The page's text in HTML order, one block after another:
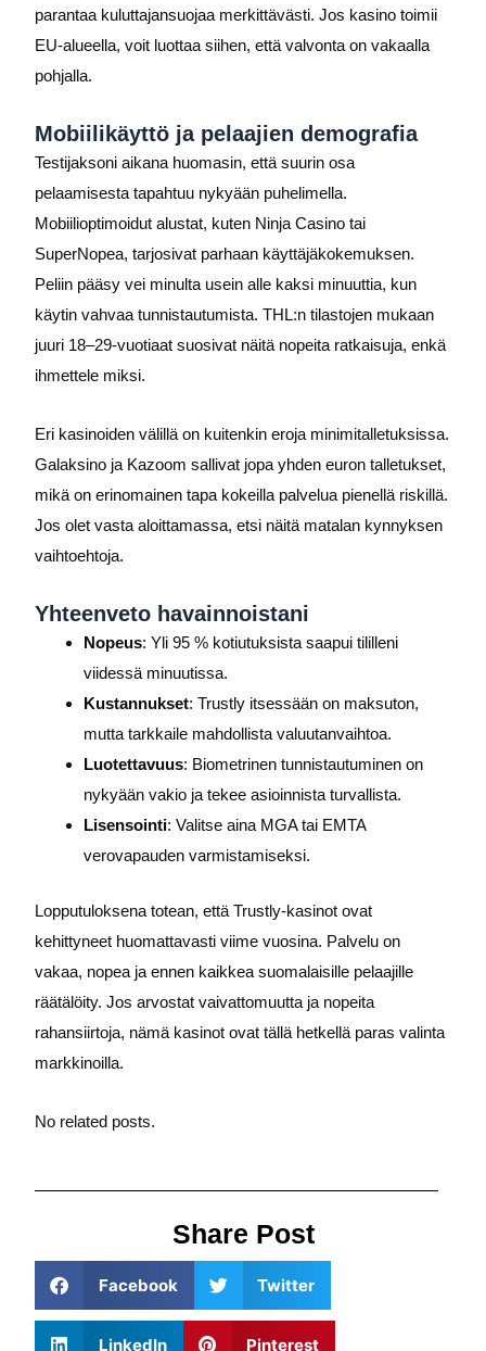
parantaa kuluttajansuojaa merkittävästi. Jos kasino toimii
EU-alueella, voit luottaa siihen, että valvonta on vakaalla
pohjalla.
Mobiilikäyttö ja pelaajien demografia
Testijaksoni aikana huomasin, että suurin osa
pelaamisesta tapahtuu nykyään puhelimella.
Mobiilioptimoidut alustat, kuten Ninja Casino tai
SuperNopea, tarjosivat parhaan käyttäjäkokemuksen.
Peliin pääsy vei minulta usein alle kaksi minuuttia, kun
käytin vahvaa tunnistautumista. THL:n tilastojen mukaan
juuri 18–29-vuotiaat suosivat näitä nopeita ratkaisuja, enkä
ihmettele miksi.
Eri kasinoiden välillä on kuitenkin eroja minimitalletuksissa.
Galaksino ja Kazoom sallivat jopa yhden euron talletukset,
mikä on erinomainen tapa kokeilla palvelua pienellä riskillä.
Jos olet vasta aloittamassa, etsi näitä matalan kynnyksen
vaihtoehtoja.
Yhteenveto havainnoistani
Nopeus: Yli 95 % kotiutuksista saapui tililleni
viidessä minuutissa.
Kustannukset: Trustly itsessään on maksuton,
mutta tarkkaile mahdollista valuutanvaihtoa.
Luotettavuus: Biometrinen tunnistautuminen on
nykyään vakio ja tekee asioinnista turvallista.
Lisensointi: Valitse aina MGA tai EMTA
verovapauden varmistamiseksi.
Lopputuloksena totean, että Trustly-kasinot ovat
kehittyneet huomattavasti viime vuosina. Palvelu on
vakaa, nopea ja ennen kaikkea suomalaisille pelaajille
räätälöity. Jos arvostat vaivattomuutta ja nopeita
rahansiirtoja, nämä kasinot ovat tällä hetkellä paras valinta
markkinoilla.
No related posts.
Share Post
Facebook Twitter
LinkedIn Pinterest